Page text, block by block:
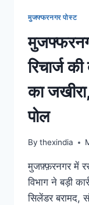
मुजफ्फरनगर पोस्ट
रिचार्ज
का
पोल
By thexindia
मुजफ़्फ़रनगर में
विभाग ने बड़ी
सिलेंडर बरामद,